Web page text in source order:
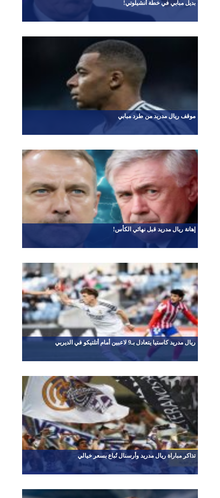
بديل مبابي في خطة أنشيلوتي!
موقف ريال مدريد من طرد مبابي
إهانة ريال مدريد قبل نهائي الكأس!
ريال مدريد كاستيا يتعادل بـ9 لاعبين أمام أتلتيكو في الديربي
تذاكر مباراة ريال مدريد وأرسنال تُباع بسعر خيالي